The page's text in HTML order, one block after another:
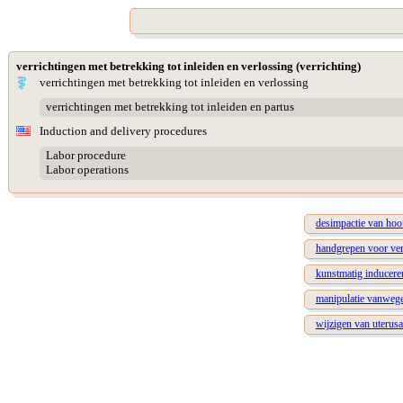
verrichtingen met betrekking tot inleiden en verlossing (verrichting)
verrichtingen met betrekking tot inleiden en verlossing
verrichtingen met betrekking tot inleiden en partus
Induction and delivery procedures
Labor procedure
Labor operations
desimpactie van
handgrepen voor
kunstmatig
manipulatie
wijzigen van